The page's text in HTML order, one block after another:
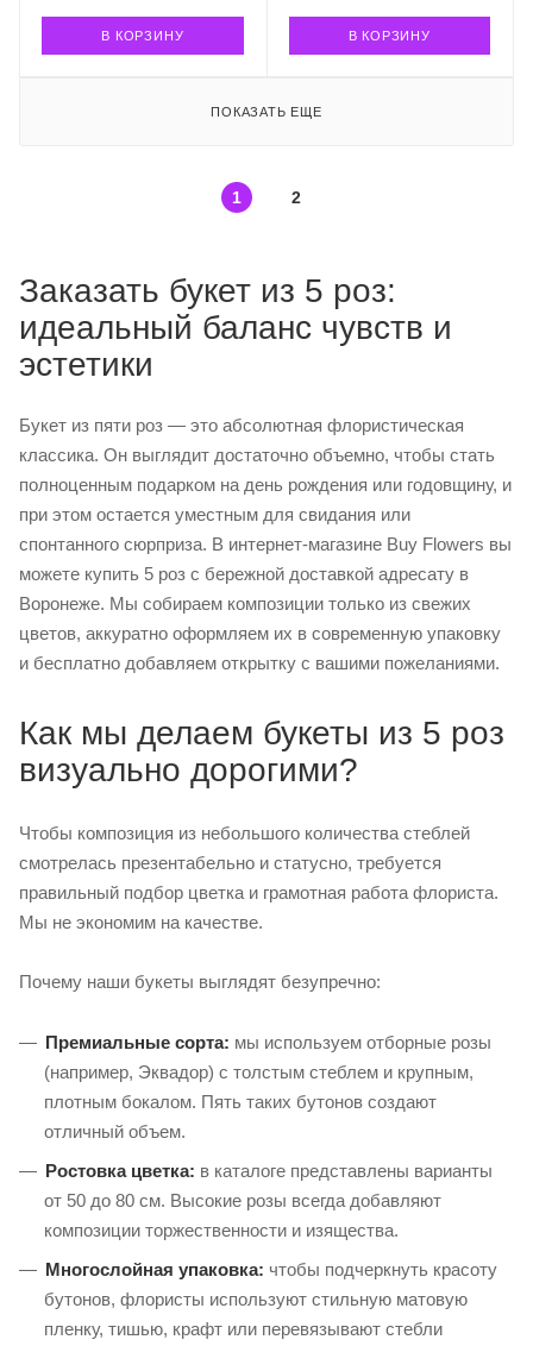
В КОРЗИНУ В КОРЗИНУ
ПОКАЗАТЬ ЕЩЕ
1 2
Заказать букет из 5 роз:
идеальный баланс чувств и
эстетики
Букет из пяти роз — это абсолютная флористическая
классика. Он выглядит достаточно объемно, чтобы стать
полноценным подарком на день рождения или годовщину, и
при этом остается уместным для свидания или
спонтанного сюрприза. В интернет-магазине Buy Flowers вы
можете купить 5 роз с бережной доставкой адресату в
Воронеже. Мы собираем композиции только из свежих
цветов, аккуратно оформляем их в современную упаковку
и бесплатно добавляем открытку с вашими пожеланиями.
Как мы делаем букеты из 5 роз
визуально дорогими?
Чтобы композиция из небольшого количества стеблей
смотрелась презентабельно и статусно, требуется
правильный подбор цветка и грамотная работа флориста.
Мы не экономим на качестве.
Почему наши букеты выглядят безупречно:
Премиальные сорта: мы используем отборные розы
(например, Эквадор) с толстым стеблем и крупным,
плотным бокалом. Пять таких бутонов создают
отличный объем.
Ростовка цветка: в каталоге представлены варианты
от 50 до 80 см. Высокие розы всегда добавляют
композиции торжественности и изящества.
Многослойная упаковка: чтобы подчеркнуть красоту
бутонов, флористы используют стильную матовую
пленку, тишью, крафт или перевязывают стебли